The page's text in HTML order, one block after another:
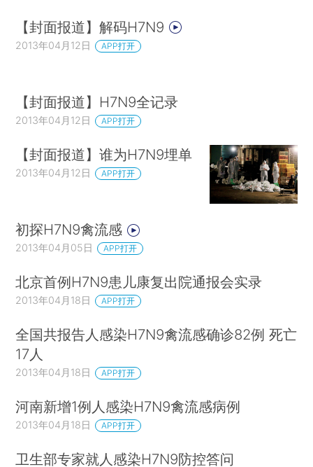
【封面报道】解码H7N9
2013年04月12日 APP打开
【封面报道】H7N9全记录
2013年04月12日 APP打开
【封面报道】谁为H7N9埋单
2013年04月12日 APP打开
初探H7N9禽流感
2013年04月05日 APP打开
北京首例H7N9患儿康复出院通报会实录
2013年04月18日 APP打开
全国共报告人感染H7N9禽流感确诊82例 死亡
17人
2013年04月18日 APP打开
河南新增1例人感染H7N9禽流感病例
2013年04月18日 APP打开
卫生部专家就人感染H7N9防控答问